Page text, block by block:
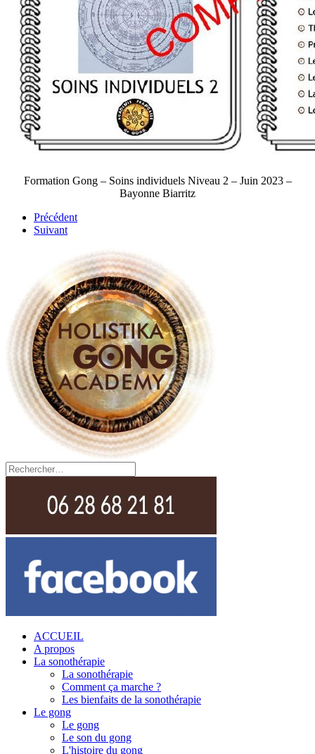
Formation Gong – Soins individuels Niveau 2 – Juin 2023 –
Bayonne Biarritz
Précédent
Suivant
ACCUEIL
A propos
La sonothérapie
La sonothérapie
Comment ça marche ?
Les bienfaits de la sonothérapie
Le gong
Le gong
Le son du gong
L'histoire du gong